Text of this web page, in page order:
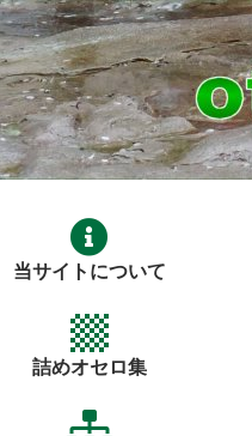
当サイトについて
詰めオセロ集